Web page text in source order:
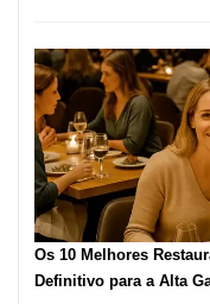
Os 10 Melhores
Definitivo para a Alta